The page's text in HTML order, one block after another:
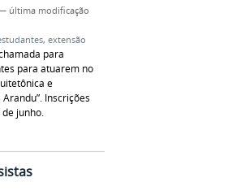
última modificação
, extensão
para
para atuarem no
e
Inscrições
junho.